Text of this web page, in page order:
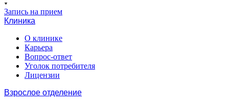
Запись на прием
Клиника
О клинике
Карьера
Вопрос-ответ
Уголок потребителя
Лицензии
Взрослое отделение